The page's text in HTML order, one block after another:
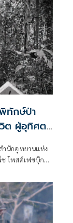
ทักษ์ป่า
วิต ผู้อุทิศตน
ำนักอุทยานแห่ง
โพสต์เฟซบุ๊กว่า
คลากรผู้เสียสละ